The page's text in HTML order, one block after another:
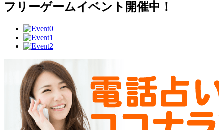
フリーゲームイベント開催中！